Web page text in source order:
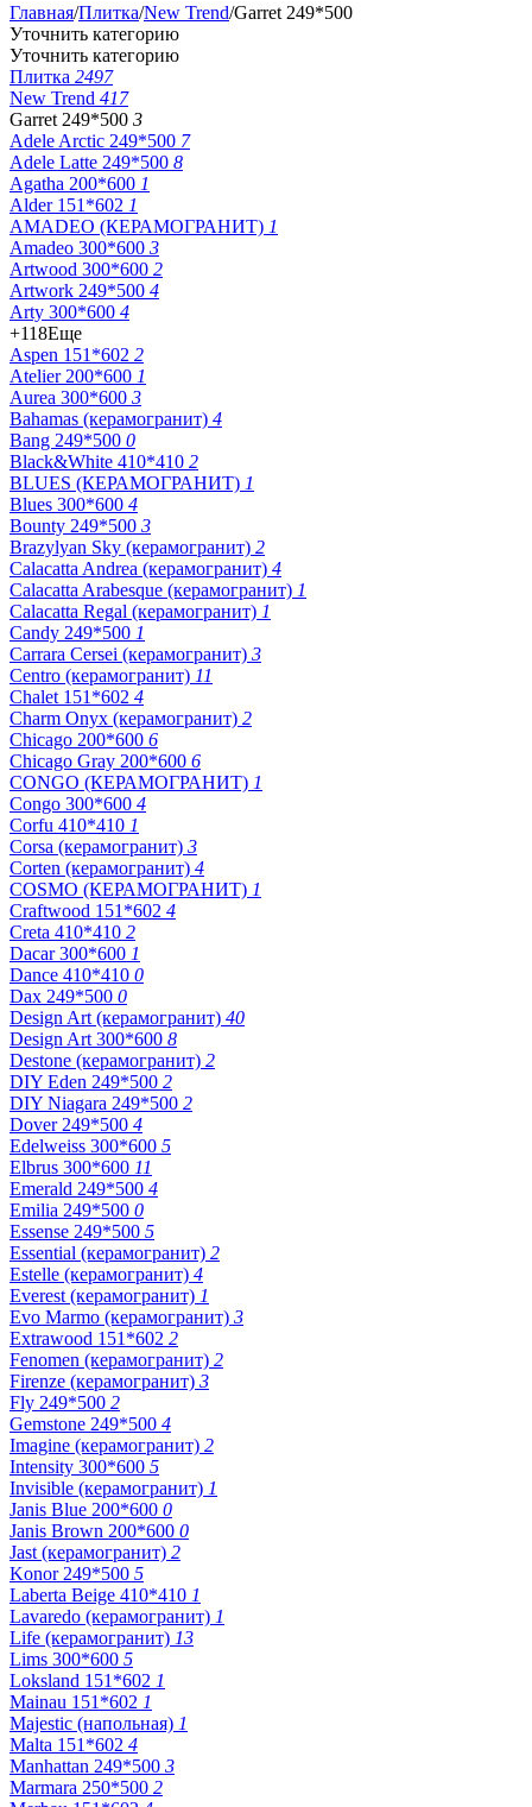
Главная/Плитка/New Trend/Garret 249*500
Уточнить категорию
Уточнить категорию
Плитка 2497
New Trend 417
Garret 249*500 3
Adele Arctic 249*500 7
Adele Latte 249*500 8
Agatha 200*600 1
Alder 151*602 1
AMADEO (КЕРАМОГРАНИТ) 1
Amadeo 300*600 3
Artwood 300*600 2
Artwork 249*500 4
Arty 300*600 4
+118Еще
Aspen 151*602 2
Atelier 200*600 1
Aurea 300*600 3
Bahamas (керамогранит) 4
Bang 249*500 0
Black&White 410*410 2
BLUES (КЕРАМОГРАНИТ) 1
Blues 300*600 4
Bounty 249*500 3
Brazylyan Sky (керамогранит) 2
Calacatta Andrea (керамогранит) 4
Calacatta Arabesque (керамогранит) 1
Calacatta Regal (керамогранит) 1
Candy 249*500 1
Carrara Cersei (керамогранит) 3
Centro (керамогранит) 11
Chalet 151*602 4
Charm Onyx (керамогранит) 2
Chicago 200*600 6
Chicago Gray 200*600 6
CONGO (КЕРАМОГРАНИТ) 1
Congo 300*600 4
Corfu 410*410 1
Corsa (керамогранит) 3
Corten (керамогранит) 4
COSMO (КЕРАМОГРАНИТ) 1
Craftwood 151*602 4
Creta 410*410 2
Dacar 300*600 1
Dance 410*410 0
Dax 249*500 0
Design Art (керамогранит) 40
Design Art 300*600 8
Destone (керамогранит) 2
DIY Eden 249*500 2
DIY Niagara 249*500 2
Dover 249*500 4
Edelweiss 300*600 5
Elbrus 300*600 11
Emerald 249*500 4
Emilia 249*500 0
Essense 249*500 5
Essential (керамогранит) 2
Estelle (керамогранит) 4
Everest (керамогранит) 1
Evo Marmo (керамогранит) 3
Extrawood 151*602 2
Fenomen (керамогранит) 2
Firenze (керамогранит) 3
Fly 249*500 2
Gemstone 249*500 4
Imagine (керамогранит) 2
Intensity 300*600 5
Invisible (керамогранит) 1
Janis Blue 200*600 0
Janis Brown 200*600 0
Jast (керамогранит) 2
Konor 249*500 5
Laberta Beige 410*410 1
Lavaredo (керамогранит) 1
Life (керамогранит) 13
Lims 300*600 5
Loksland 151*602 1
Mainau 151*602 1
Majestic (напольная) 1
Malta 151*602 4
Manhattan 249*500 3
Marmara 250*500 2